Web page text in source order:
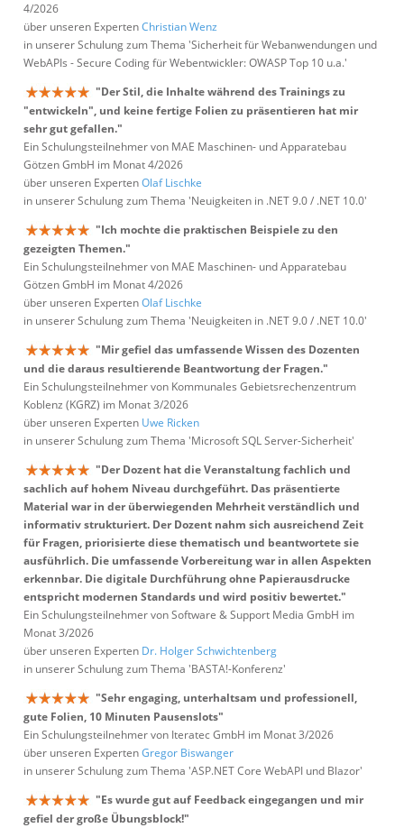
4/2026
über unseren ExpertenChristian Wenz
in unserer Schulung zum Thema 'Sicherheit für Webanwendungen und
WebAPIs - Secure Coding für Webentwickler: OWASP Top 10 u.a.'
"Der Stil, die Inhalte während des Trainings zu
"entwickeln", und keine fertige Folien zu präsentieren hat mir
sehr gut gefallen."
Ein Schulungsteilnehmer von MAE Maschinen- und Apparatebau
Götzen GmbH im Monat 4/2026
über unseren ExpertenOlaf Lischke
in unserer Schulung zum Thema 'Neuigkeiten in .NET 9.0 / .NET 10.0'
"Ich mochte die praktischen Beispiele zu den
gezeigten Themen."
Ein Schulungsteilnehmer von MAE Maschinen- und Apparatebau
Götzen GmbH im Monat 4/2026
über unseren ExpertenOlaf Lischke
in unserer Schulung zum Thema 'Neuigkeiten in .NET 9.0 / .NET 10.0'
"Mir gefiel das umfassende Wissen des Dozenten
und die daraus resultierende Beantwortung der Fragen."
Ein Schulungsteilnehmer von Kommunales Gebietsrechenzentrum
Koblenz (KGRZ) im Monat 3/2026
über unseren Experten Uwe Ricken
in unserer Schulung zum Thema 'Microsoft SQL Server-Sicherheit'
"Der Dozent hat die Veranstaltung fachlich und
sachlich auf hohem Niveau durchgeführt. Das präsentierte
Material war in der überwiegenden Mehrheit verständlich und
informativ strukturiert. Der Dozent nahm sich ausreichend Zeit
für Fragen, priorisierte diese thematisch und beantwortete sie
ausführlich. Die umfassende Vorbereitung war in allen Aspekten
erkennbar. Die digitale Durchführung ohne Papierausdrucke
entspricht modernen Standards und wird positiv bewertet."
Ein Schulungsteilnehmer von Software & Support Media GmbH im
Monat 3/2026
über unseren Experten Dr. Holger Schwichtenberg
in unserer Schulung zum Thema 'BASTA!-Konferenz'
"Sehr engaging, unterhaltsam und professionell,
gute Folien, 10 Minuten Pausenslots"
Ein Schulungsteilnehmer von Iteratec GmbH im Monat 3/2026
über unseren ExpertenGregor Biswanger
in unserer Schulung zum Thema 'ASP.NET Core WebAPI und Blazor'
"Es wurde gut auf Feedback eingegangen und mir
gefiel der große Übungsblock!"